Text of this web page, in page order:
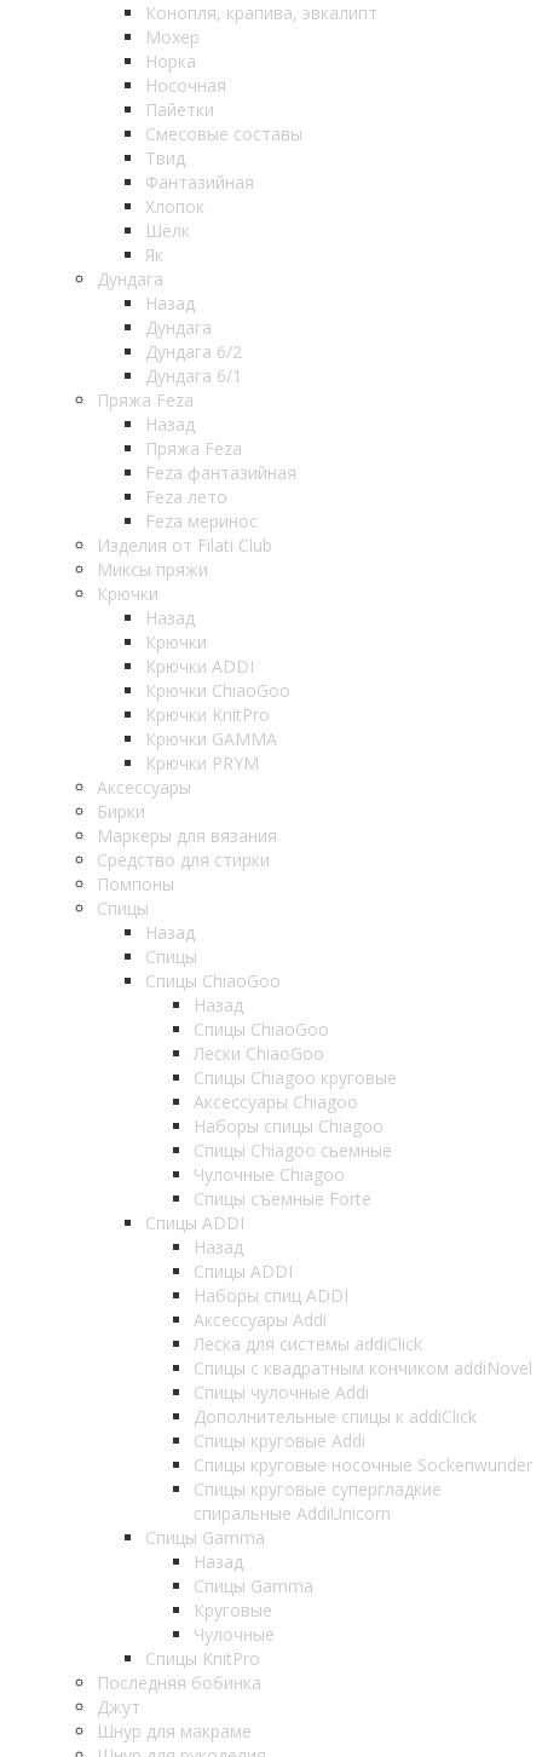
Конопля, крапива, эвкалипт
Мохер
Норка
Носочная
Пайетки
Смесовые составы
Твид
Фантазийная
Хлопок
Шелк
Як
Дундага
Назад
Дундага
Дундага 6/2
Дундага 6/1
Пряжа Feza
Назад
Пряжа Feza
Feza фантазийная
Feza лето
Feza меринос
Изделия от Filati Club
Миксы пряжи
Крючки
Назад
Крючки
Крючки ADDI
Крючки ChiaoGoo
Крючки KnitPro
Крючки GAMMA
Крючки PRYM
Аксессуары
Бирки
Маркеры для вязания
Средство для стирки
Помпоны
Спицы
Назад
Спицы
Спицы ChiaoGoo
Назад
Спицы ChiaoGoo
Лески ChiaoGoo
Cпицы Сhiagoo круговые
Аксессуары Chiagoo
Наборы спицы Chiagoo
Спицы Chiagoo сьемные
Чулочные Chiagoo
Спицы съемные Forte
Спицы ADDI
Назад
Спицы ADDI
Наборы спиц ADDI
Аксессуары Addi
Леска для системы addiClick
Спицы с квадратным кончиком addiNovel
Спицы чулочные Addi
Дополнительные спицы к addiClick
Спицы круговые Addi
Спицы круговые носочные Sockenwunder
Спицы круговые супергладкие
спиральные AddiUnicorn
Спицы Gamma
Назад
Спицы Gamma
Круговые
Чулочные
Спицы KnitPro
Последняя бобинка
Джут
Шнур для макраме